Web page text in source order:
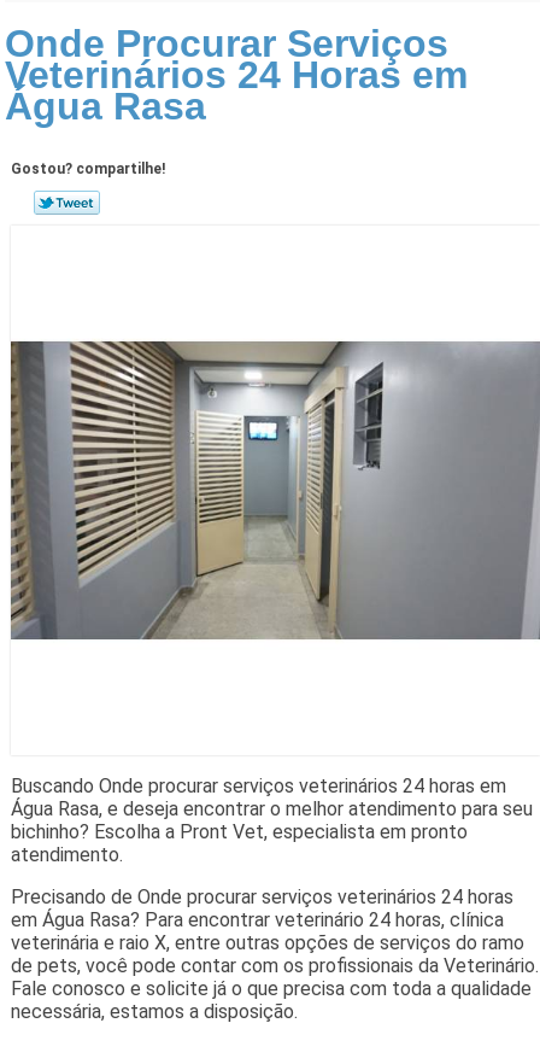
Onde Procurar Serviços
Veterinários 24 Horas em
Água Rasa
Gostou? compartilhe!
Buscando Onde procurar serviços veterinários 24 horas em
Água Rasa, e deseja encontrar o melhor atendimento para seu
bichinho? Escolha a Pront Vet, especialista em pronto
atendimento.
Precisando de Onde procurar serviços veterinários 24 horas
em Água Rasa? Para encontrar veterinário 24 horas, clínica
veterinária e raio X, entre outras opções de serviços do ramo
de pets, você pode contar com os profissionais da Veterinário.
Fale conosco e solicite já o que precisa com toda a qualidade
necessária, estamos a disposição.